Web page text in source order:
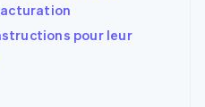
pour leur